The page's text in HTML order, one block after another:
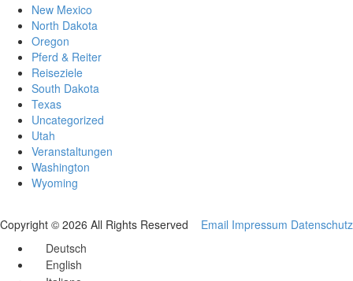
New Mexico
North Dakota
Oregon
Pferd & Reiter
Reiseziele
South Dakota
Texas
Uncategorized
Utah
Veranstaltungen
Washington
Wyoming
Copyright © 2026 All Rights Reserved Email Impressum Datenschutz
Deutsch
English